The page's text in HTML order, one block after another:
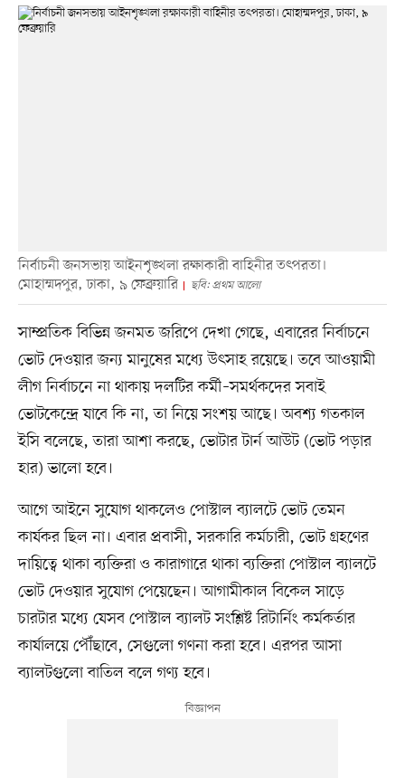
নির্বাচনী জনসভায় আইনশৃঙ্খলা রক্ষাকারী বাহিনীর তৎপরতা।
মোহাম্মদপুর, ঢাকা, ৯ ফেব্রুয়ারি
ছবি: প্রথম আলো
সাম্প্রতিক বিভিন্ন জনমত জরিপে দেখা গেছে, এবারের নির্বাচনে
ভোট দেওয়ার জন্য মানুষের মধ্যে উৎসাহ রয়েছে। তবে আওয়ামী
লীগ নির্বাচনে না থাকায় দলটির কর্মী–সমর্থকদের সবাই
ভোটকেন্দ্রে যাবে কি না, তা নিয়ে সংশয় আছে। অবশ্য গতকাল
ইসি বলেছে, তারা আশা করছে, ভোটার টার্ন আউট (ভোট পড়ার
হার) ভালো হবে।
আগে আইনে সুযোগ থাকলেও পোস্টাল ব্যালটে ভোট তেমন
কার্যকর ছিল না। এবার প্রবাসী, সরকারি কর্মচারী, ভোট গ্রহণের
দায়িত্বে থাকা ব্যক্তিরা ও কারাগারে থাকা ব্যক্তিরা পোস্টাল ব্যালটে
ভোট দেওয়ার সুযোগ পেয়েছেন। আগামীকাল বিকেল সাড়ে
চারটার মধ্যে যেসব পোস্টাল ব্যালট সংশ্লিষ্ট রিটার্নিং কর্মকর্তার
কার্যালয়ে পৌঁছাবে, সেগুলো গণনা করা হবে। এরপর আসা
ব্যালটগুলো বাতিল বলে গণ্য হবে।